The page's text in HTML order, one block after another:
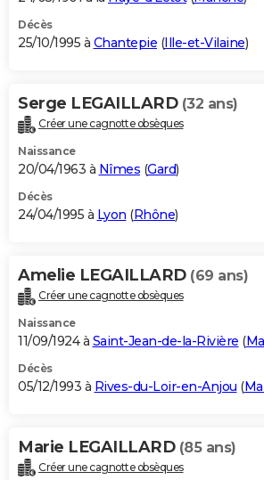
Décès
25/10/1995 à Chantepie (Ille-et-Vilaine)
Serge LEGAILLARD (32 ans)
Créer une cagnotte obsèques
Naissance
20/04/1963 à Nîmes (Gard)
Décès
24/04/1995 à Lyon (Rhône)
Amelie LEGAILLARD (69 ans)
Créer une cagnotte obsèques
Naissance
11/09/1924 à Saint-Jean-de-la-Rivière (
Décès
05/12/1993 à Rives-du-Loir-en-Anjou (
Marie LEGAILLARD (85 ans)
Créer une cagnotte obsèques